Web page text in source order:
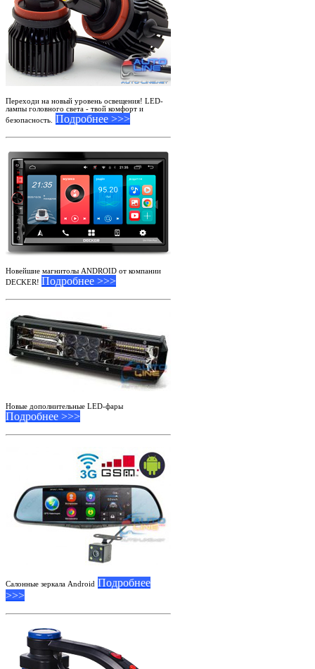
Переходи на новый уровень освещения! LED-
лампы головного света - твой комфорт и
безопасность.
Подробнее >>>
Новейшие магнитолы ANDROID от компании
DECKER! Подробнее >>>
Новые дополнительные LED-фары
Подробнее >>>
Салонные зеркала Android Подробнее
>>>